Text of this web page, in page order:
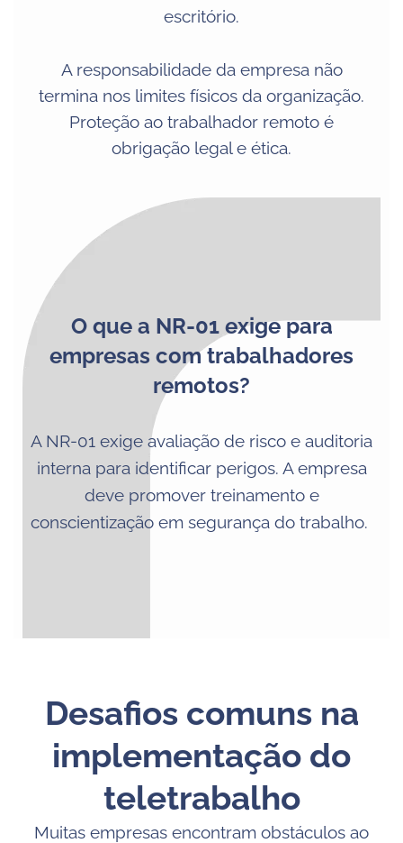
escritório.
A responsabilidade da empresa não
termina nos limites físicos da organização.
Proteção ao trabalhador remoto é
obrigação legal e ética.
O que a NR-01 exige para
empresas com trabalhadores
remotos?
A NR-01 exige avaliação de risco e auditoria
interna para identificar perigos. A empresa
deve promover treinamento e
conscientização em segurança do trabalho.
Desafios comuns na
implementação do
teletrabalho
Muitas empresas encontram obstáculos ao